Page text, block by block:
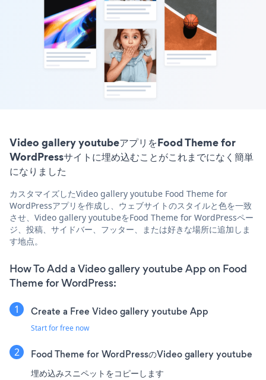
Video gallery youtubeアプリをFood Theme for
WordPressサイトに埋め込むことがこれまでになく簡単
になりました
カスタマイズしたVideo gallery youtube Food Theme for
WordPressアプリを作成し、ウェブサイトのスタイルと色を一致
させ、Video gallery youtubeをFood Theme for WordPressペー
ジ、投稿、サイドバー、フッター、または好きな場所に追加しま
す地点。
How To Add a Video gallery youtube App on Food
Theme for WordPress:
Create a Free Video gallery youtube App
Start for free now
Food Theme for WordPressのVideo gallery youtube
埋め込みスニペットをコピーします